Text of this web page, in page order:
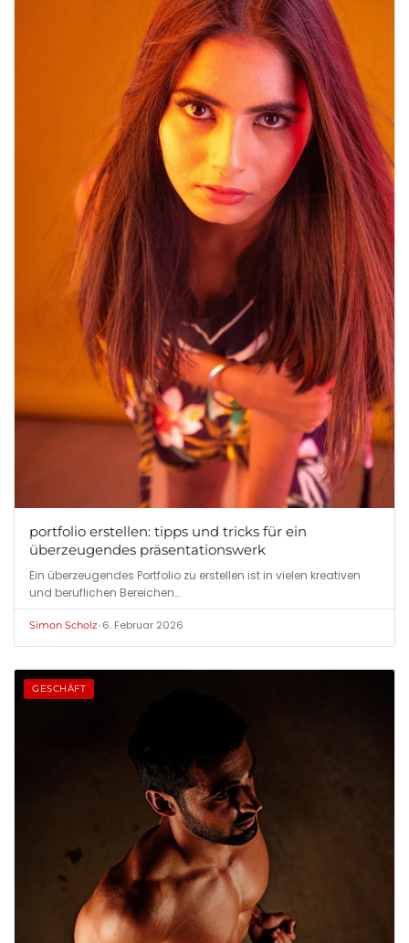
portfolio erstellen: tipps und tricks für ein
überzeugendes präsentationswerk
Ein überzeugendes Portfolio zu erstellen ist in vielen kreativen
und beruflichen Bereichen…
Simon Scholz•6. Februar 2026
GESCHÄFT